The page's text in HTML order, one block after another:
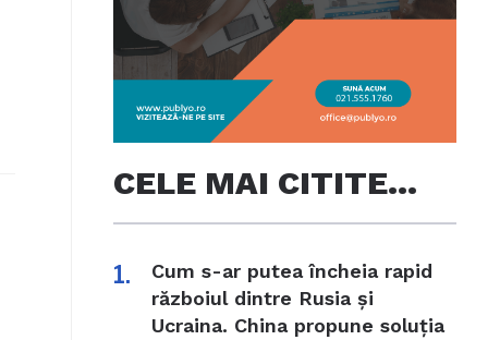
CELE MAI CITITE…
Cum s-ar putea încheia rapid
războiul dintre Rusia și
Ucraina. China propune soluția